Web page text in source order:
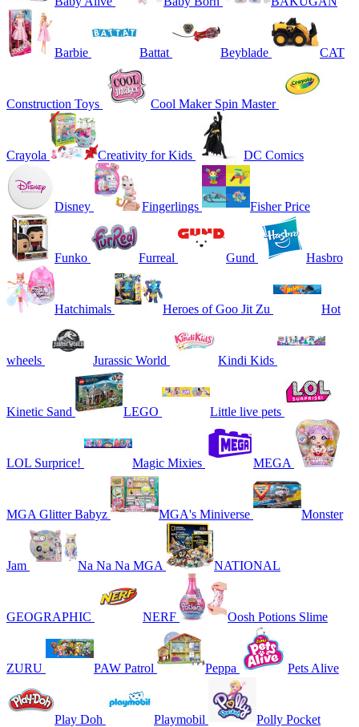
Barbie Battat Beyblade CAT
Construction Toys Cool Maker Spin Master
Crayola Creativity for Kids DC Comics
Disney Fingerlings Fisher Price
Funko Furreal Gund Hasbro
Hatchimals Heroes of Goo Jit Zu Hot
wheels Jurassic World Kindi Kids
Kinetic Sand LEGO Little live pets
LOL Surprice! Magic Mixies MEGA
MGA Glitter Babyz MGA's Miniverse Monster
Jam Na Na Na MGA NATIONAL
GEOGRAPHIC NERF Oosh Potions Slime
ZURU PAW Patrol Peppa Pets Alive
Play Doh Playmobil Polly Pocket